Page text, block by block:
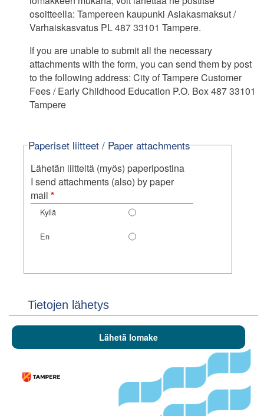
osoitteella: Tampereen kaupunki Asiakasmaksut /
Varhaiskasvatus PL 487 33101 Tampere.
If you are unable to submit all the necessary
attachments with the form, you can send them by post
to the following address: City of Tampere Customer
Fees / Early Childhood Education P.O. Box 487 33101
Tampere
Paperiset liitteet / Paper attachments
Kyllä En
Lähetän liitteitä (myös) paperipostina
I send attachments (also) by paper
mail *pakollinen
kenttä
Tietojen lähetys